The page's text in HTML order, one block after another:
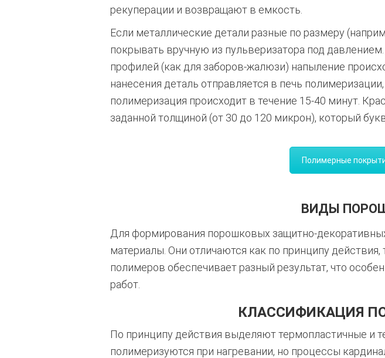
рекуперации и возвращают в емкость.
Если металлические детали разные по размеру
покрывать вручную из пульверизатора под
профилей (как для заборов-жалюзи) напыление
нанесения деталь отправляется в печь
полимеризация происходит в течение 15-40 минут.
заданной толщиной (от 30 до 120 микрон), который
Полимерные
ВИДЫ
Для формирования порошковых защитно-
материалы. Они отличаются как по принципу
полимеров обеспечивает разный результат, что
работ.
КЛАССИФИКАЦИЯ
По принципу действия выделяют термопластичные и
полимеризуются при нагревании, но процессы